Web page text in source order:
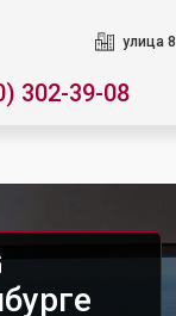
улица
302-39-08